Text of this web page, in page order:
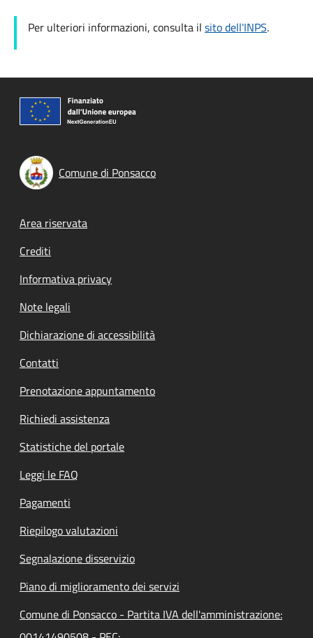
Per ulteriori informazioni, consulta il sito dell'INPS.
Comune di Ponsacco
Footer menu
Area riservata
Crediti
Informativa privacy
Note legali
Dichiarazione di accessibilità
Contatti
Prenotazione appuntamento
Richiedi assistenza
Statistiche del portale
Leggi le FAQ
Pagamenti
Riepilogo valutazioni
Segnalazione disservizio
Piano di miglioramento dei servizi
Comune di Ponsacco - Partita IVA dell'amministrazione: